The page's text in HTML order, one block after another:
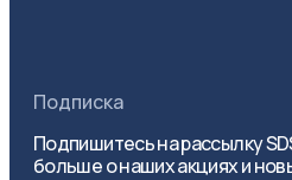
Подписка
Подпишитесь на рассылку
больше о наших акциях и